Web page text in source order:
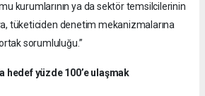
kurumlarının ya da sektör temsilcilerinin
tüketiciden denetim mekanizmalarına
sorumluluğu.”
hedef yüzde 100’e ulaşmak